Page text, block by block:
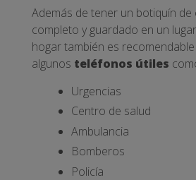
Además de tener un botiquín de
completo y guardado en un
hogar también es
algunos teléfonos útiles
Urgencias
Centro de salud
Ambulancia
Bomberos
Policía